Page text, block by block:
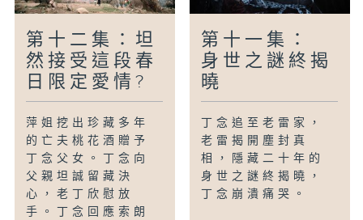
第十二集：坦
然接受這段春
日限定愛情?
萍姐挖出珍藏多年
的亡夫桃花酒贈予
丁念父女。丁念向
父親坦誠留藏決
心，老丁欣慰放
手。丁念回應索朗
第十一集：
身世之謎終揭
曉
丁念追至老雷家，
老雷揭開塵封真
相，隱藏二十年的
身世之謎終揭曉，
丁念崩潰痛哭。